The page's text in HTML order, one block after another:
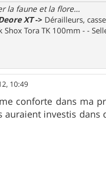
la faune et la flore...
XT-> Dérailleurs,
Shox Tora TK 100mm - -
10:49
conforte dans ma
auraient investis